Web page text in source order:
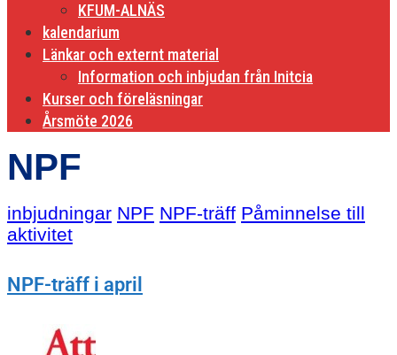
KFUM-ALNÄS
kalendarium
Länkar och externt material
Information och inbjudan från Initcia
Kurser och föreläsningar
Årsmöte 2026
NPF
inbjudningar NPF NPF-träff Påminnelse till
aktivitet
NPF-träff i april